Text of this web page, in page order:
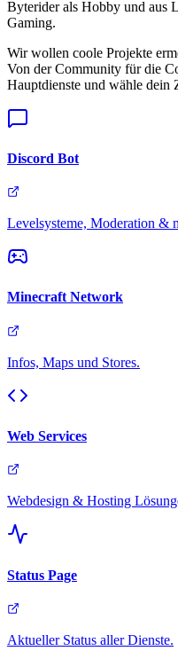
Byterider als Hobby und aus
Gaming.
Wir wollen coole Projekte
Von der Community für die
Hauptdienste und wähle dein
Discord Bot
Levelsysteme, Moderation &
Minecraft Network
Infos, Maps und Stores.
Web Services
Webdesign & Hosting
Status Page
Aktueller Status aller Dienste.